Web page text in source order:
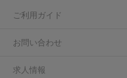
ご利用ガイド
お問い合わせ
求人情報